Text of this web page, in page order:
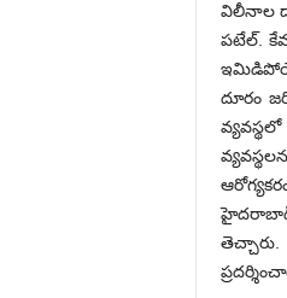
విలీనాల
పటేల్‌.
దూరం